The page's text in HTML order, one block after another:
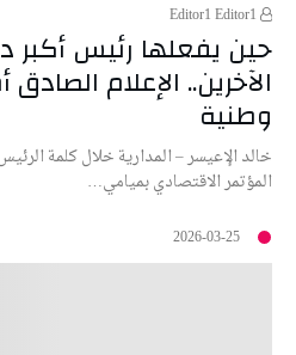
حين يفعلها رئيس أكبر
الآخرين.. الإعلام
وطنية
خالد الإعيسر – المدارية خلال كلمة
المؤتمر الاقتصادي بميامي…
2026-03-25